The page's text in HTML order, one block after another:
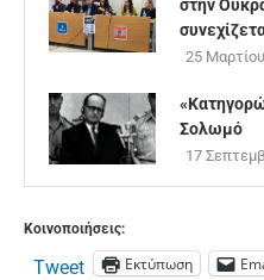
στην
25
Σολωμό
17
Κοινοποιήσεις:
Tweet Εκτύπωση